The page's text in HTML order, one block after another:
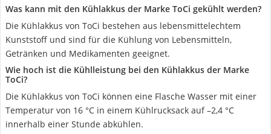
Was kann mit den Kühlakkus der Marke ToCi gekühlt werden?
Die Kühlakkus von ToCi bestehen aus lebensmittelechtem
Kunststoff und sind für die Kühlung von Lebensmitteln,
Getränken und Medikamenten geeignet.
Wie hoch ist die Kühlleistung bei den Kühlakkus der Marke
ToCi?
Die Kühlakkus von ToCi können eine Flasche Wasser mit einer
Temperatur von 16 °C in einem Kühlrucksack auf –2,4 °C
innerhalb einer Stunde abkühlen.